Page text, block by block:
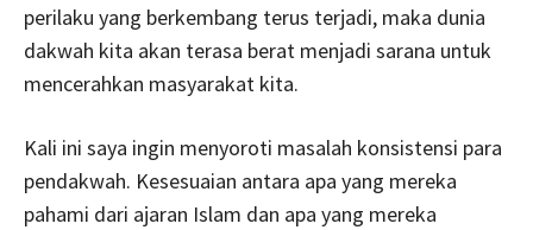
perilaku yang berkembang terus terjadi, maka dunia
dakwah kita akan terasa berat menjadi sarana untuk
mencerahkan masyarakat kita.
Kali ini saya ingin menyoroti masalah konsistensi para
pendakwah. Kesesuaian antara apa yang mereka
pahami dari ajaran Islam dan apa yang mereka